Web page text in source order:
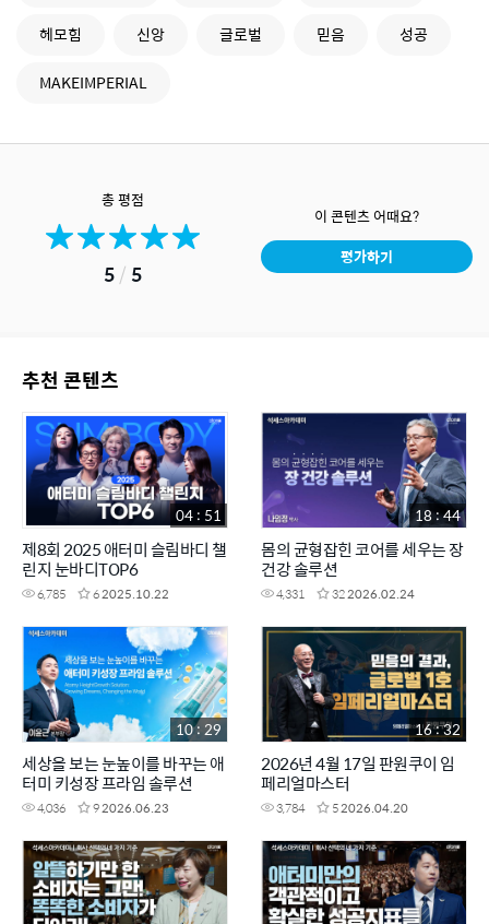
헤모힘
신앙 글로벌 믿음
성공
MAKEIMPERIAL
총 평점
5/ 5
이 콘텐츠 어때요?
평가하기
추천 콘텐츠
제8회 2025 애터미 슬림바디 챌
린지 눈바디TOP6
6,785 62025.10.22
04 : 51
몸의 균형잡힌 코어를 세우는 장
건강 솔루션
4,331 322026.02.24
18 : 44
세상을 보는 눈높이를 바꾸는 애
터미 키성장 프라임 솔루션
4,036 92026.06.23
10 : 29
2026년 4월 17일 판원쿠이 임
페리얼마스터
3,784 52026.04.20
16 : 32